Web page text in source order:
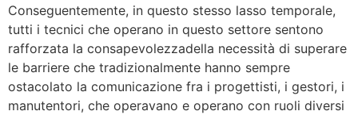
Conseguentemente, in questo stesso lasso temporale,
tutti i tecnici che operano in questo settore sentono
rafforzata la consapevolezzadella necessità di superare
le barriere che tradizionalmente hanno sempre
ostacolato la comunicazione fra i progettisti, i gestori, i
manutentori, che operavano e operano con ruoli diversi